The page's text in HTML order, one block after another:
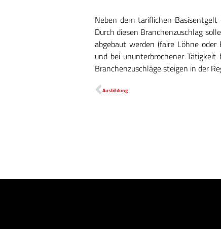
Neben dem tariflichen
Durch diesen Branchenzuschlag
abgebaut werden (faire Löhne
und bei ununterbrochener
Branchenzuschläge steigen in der
Ausbildung